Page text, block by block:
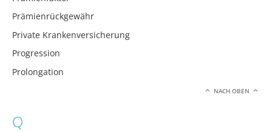
Prämienrückgewähr
Private Krankenversicherung
Progression
Prolongation
NACH OBEN
Q